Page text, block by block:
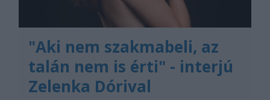
"Aki nem szakmabeli, az
talán nem is érti" - interjú
Zelenka Dórival